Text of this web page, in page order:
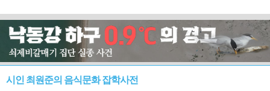
시인 최원준의 음식문화 잡학사전